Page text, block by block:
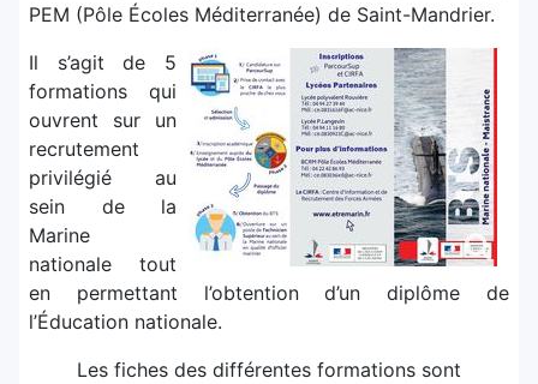
PEM (Pôle Écoles Méditerranée) de Saint-Mandrier.
Il s’agit de 5
formations qui
ouvrent sur un
recrutement
privilégié au
sein de la
Marine
nationale tout
en permettant l’obtention d’un diplôme de
l’Éducation nationale.
Les fiches des différentes formations sont